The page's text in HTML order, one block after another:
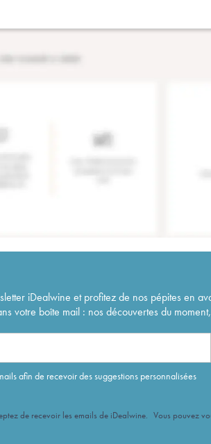
iDealwine et profitez de nos pépites en
votre boîte mail : nos découvertes du
afin de recevoir des suggestions personnalisées
de recevoir les emails de iDealwine. Vous pouvez